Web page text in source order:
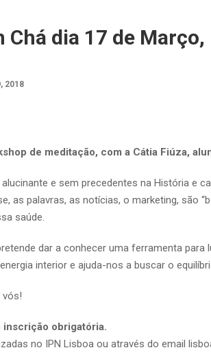
Chá dia 17 de Março,
2018
de meditação, com a Cátia Fiúza,
e sem precedentes na História e
as palavras, as notícias, o marketing, são
saúde.
dar a conhecer uma ferramenta
interior e ajuda-nos a buscar o
vós!
inscrição obrigatória.
no IPN Lisboa ou através do email